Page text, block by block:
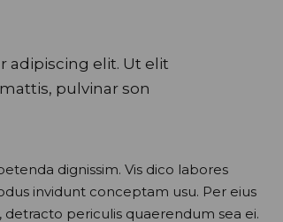
adipiscing elit. Ut elit
pulvinar son
dignissim. Vis dico labores
invidunt conceptam usu. Per eius
periculis quaerendum sea ei.